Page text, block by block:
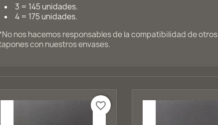
3 = 145 unidades.
4 = 175 unidades.
nos hacemos responsables de la compatibilidad de otros
con nuestros envases.
favorite_border